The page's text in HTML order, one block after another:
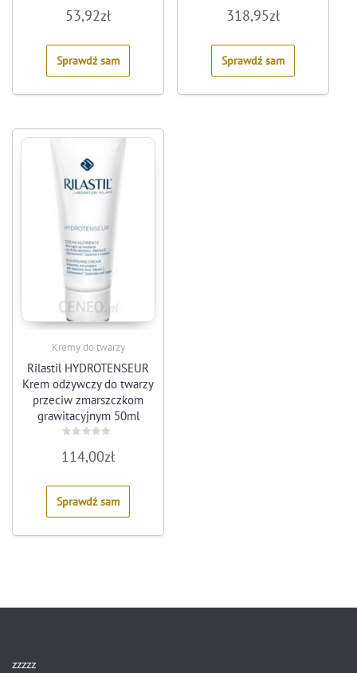
0
out
5
53,92zł
Sprawdź sam
0
out
5
318,95zł
Sprawdź sam
Kremy do twarzy
Rilastil HYDROTENSEUR
Krem odżywczy do twarzy
przeciw zmarszczkom
grawitacyjnym 50ml
0
out
5
114,00zł
Sprawdź sam
zzzzz